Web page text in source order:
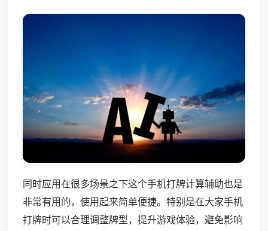
同时应用在很多场景之下这个手机打牌计算辅助也是
非常有用的，使用起来简单便捷。特别是在大家手机
打牌时可以合理调整牌型，提升游戏体验，避免影响